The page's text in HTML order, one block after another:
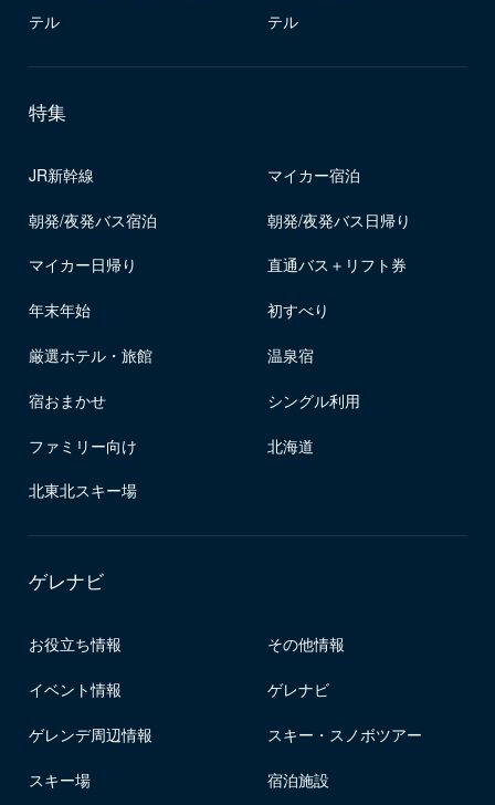
テル
テル
特集
JR新幹線 マイカー宿泊
朝発/夜発バス宿泊 朝発/夜発バス日帰り
マイカー日帰り 直通バス＋リフト券
年末年始 初すべり
厳選ホテル・旅館 温泉宿
宿おまかせ シングル利用
ファミリー向け 北海道
北東北スキー場
ゲレナビ
お役立ち情報 その他情報
イベント情報 ゲレナビ
ゲレンデ周辺情報 スキー・スノボツアー
スキー場 宿泊施設